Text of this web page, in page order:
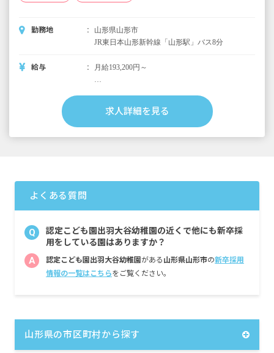
勤務地
山形県山形市
JR東日本山形新幹線「山形駅」バス8分
給与 月給193,200円～
■早朝手当 （開園～8時）
■夜間手当 （18時～閉園）
※評価期間中に基準に満たす勤務実績がない
等の事情がある場合は支給額が0円になります
※試用期間3カ月／同条件
求人詳細を見る
よくある質問
Q
認定こども園出羽大谷幼稚園の近くで他にも新卒採
用をしている園はありますか？
A 認定こども園出羽大谷幼稚園がある 山形県山形市の新卒採用
情報の一覧はこちらをご覧ください。
山形県の市区町村から探す